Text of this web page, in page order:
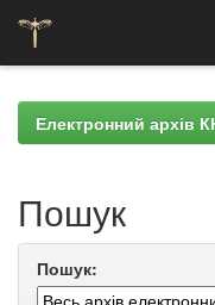
navigationЕлектронний архів
Пошук
Пошук: